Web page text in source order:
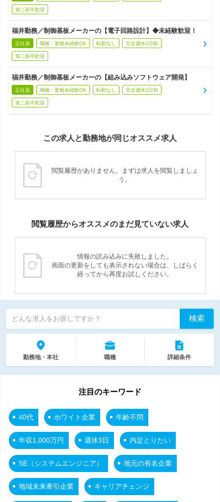
第二新卒歓迎
福井勤務／制御基板メーカーの【電子回路設計】◆未経験歓迎！
正社員 職種・業種未経験OK 転勤なし 完全週休2日制
第二新卒歓迎
福井勤務／制御基板メーカーの【組み込みソフトウェア開発】
正社員 職種・業種未経験OK 転勤なし 完全週休2日制
第二新卒歓迎
この求人と勤務地が同じオススメ求人
閲覧履歴がありません。まずは求人を閲覧しましょ
う。
閲覧履歴からオススメのまだ見ていない求人
情報の読み込みに失敗しました。
画面の更新をしても表示されない場合は、しばらく
経ってから再度お試しください。
どんな求人をお探しですか？ 検索
勤務地・本社 職種 詳細条件
注目のキーワード
40代 ホワイト企業 年齢不問
年収1,000万円 週休3日 内定とりたい
SE（システムエンジニア） 地元の有名企業
地域未来牽引企業 キャリアチェンジ